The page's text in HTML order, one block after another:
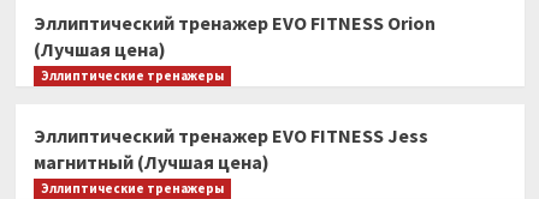
Эллиптический тренажер EVO FITNESS Orion
(Лучшая цена)
Эллиптические тренажеры
Эллиптический тренажер EVO FITNESS Jess
магнитный (Лучшая цена)
Эллиптические тренажеры